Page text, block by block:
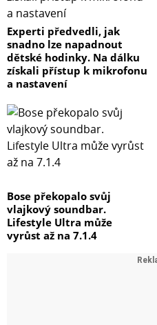
Experti předvedli, jak
snadno lze napadnout
dětské hodinky. Na dálku
získali přístup k mikrofonu
a nastavení
Bose překopalo svůj
vlajkový soundbar.
Lifestyle Ultra může
vyrůst až na 7.1.4